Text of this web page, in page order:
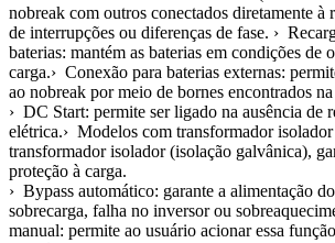
nobreak com outros conectados diretamente à
de interrupções ou diferenças de fase. ›
baterias: mantém as baterias em condições de
carga.› Conexão para baterias externas:
ao nobreak por meio de bornes encontrados
› DC Start: permite ser ligado na ausência de
elétrica.› Modelos com transformador
transformador isolador (isolação galvânica),
proteção à carga.
› Bypass automático: garante a alimentação
sobrecarga, falha no inversor ou
manual: permite ao usuário acionar essa